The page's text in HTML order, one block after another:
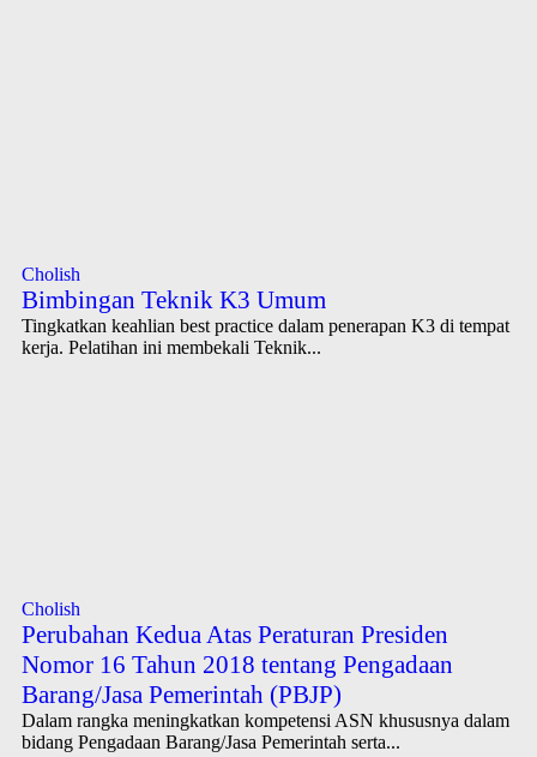
Cholish
Bimbingan Teknik K3 Umum
Tingkatkan keahlian best practice dalam penerapan K3 di tempat
kerja. Pelatihan ini membekali Teknik...
Cholish
Perubahan Kedua Atas Peraturan Presiden
Nomor 16 Tahun 2018 tentang Pengadaan
Barang/Jasa Pemerintah (PBJP)
Dalam rangka meningkatkan kompetensi ASN khususnya dalam
bidang Pengadaan Barang/Jasa Pemerintah serta...